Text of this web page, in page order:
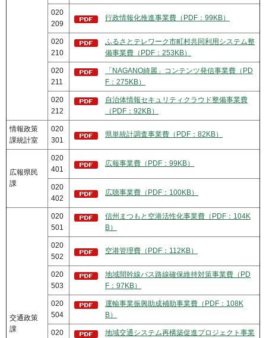
020
209
行政情報化推進事業費（PDF：99KB）
020
210
ふるさとテレワーク市町村共同利用システム整
備事業費（PDF：253KB）
020
211
「NAGANO綺麗」コンテンツ発信事業費（PD
F：275KB）
020
212
自治体情報セキュリティクラウド整備事業費
（PDF：92KB）
情報政策
課統計室
020
301
県単統計調査事業費（PDF：82KB）
広報県民
課
020
401
広報事業費（PDF：99KB）
020
402
広聴事業費（PDF：100KB）
交通政策
課
020
501
信州まつもと空港活性化事業費（PDF：104K
B）
020
502
空港管理費（PDF：112KB）
020
503
地域間幹線バス路線確保維持対策事業費（PD
F：97KB）
020
504
運輸事業振興助成補助事業費（PDF：108K
B）
020
地域交通システム再構築促進プロジェクト事業